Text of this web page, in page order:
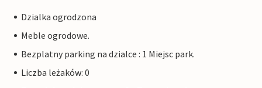
Dzialka ogrodzona
Meble ogrodowe.
Bezplatny parking na dzialce : 1 Miejsc park.
Liczba leżaków: 0